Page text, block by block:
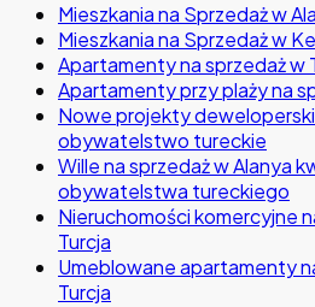
Mieszkania na Sprzedaż w
Mieszkania na Sprzedaż w
Apartamenty na sprzedaż w
Apartamenty przy plaży na
Nowe projekty
obywatelstwo tureckie
Wille na sprzedaż w Alanya
obywatelstwa tureckiego
Nieruchomości komercyjne
Turcja
Umeblowane apartamenty
Turcja